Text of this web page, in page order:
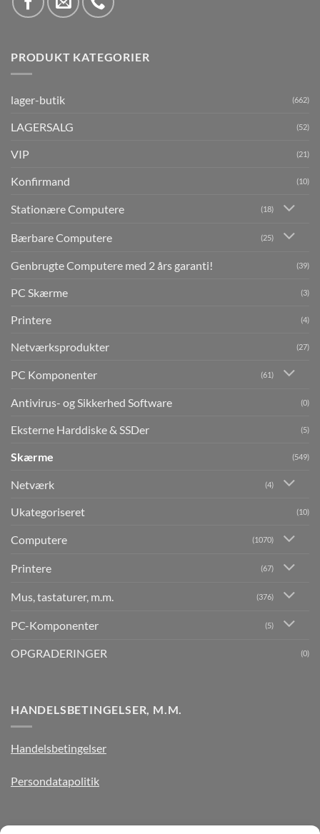
PRODUKT KATEGORIER
lager-butik (662)
LAGERSALG (52)
VIP (21)
Konfirmand (10)
Stationære Computere (18)
Bærbare Computere (25)
Genbrugte Computere med 2 års garanti! (39)
PC Skærme (3)
Printere (4)
Netværksprodukter (27)
PC Komponenter (61)
Antivirus- og Sikkerhed Software (0)
Eksterne Harddiske & SSDer (5)
Skærme (549)
Netværk (4)
Ukategoriseret (10)
Computere (1070)
Printere (67)
Mus, tastaturer, m.m. (376)
PC-Komponenter (5)
OPGRADERINGER (0)
HANDELSBETINGELSER, M.M.
Handelsbetingelser
Persondatapolitik